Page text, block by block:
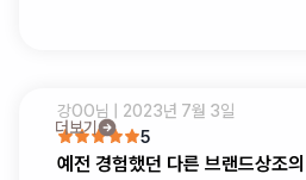
더보기
강OO님 | 2023년 7월 3일
5
예전 경험했던 다른 브랜드상조